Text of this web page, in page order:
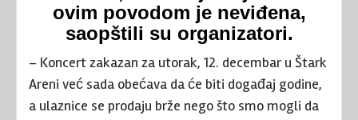
ovim povodom je neviđena,
saopštili su organizatori.
– Koncert zakazan za utorak, 12. decembar u Štark
Areni već sada obećava da će biti događaj godine,
a ulaznice se prodaju brže nego što smo mogli da